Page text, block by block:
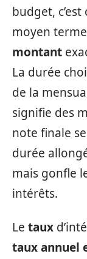
budget,
moyen
montant
La durée
de la
signifie des
note finale
durée
mais gonfle
intérêts.
Le taux
taux annuel